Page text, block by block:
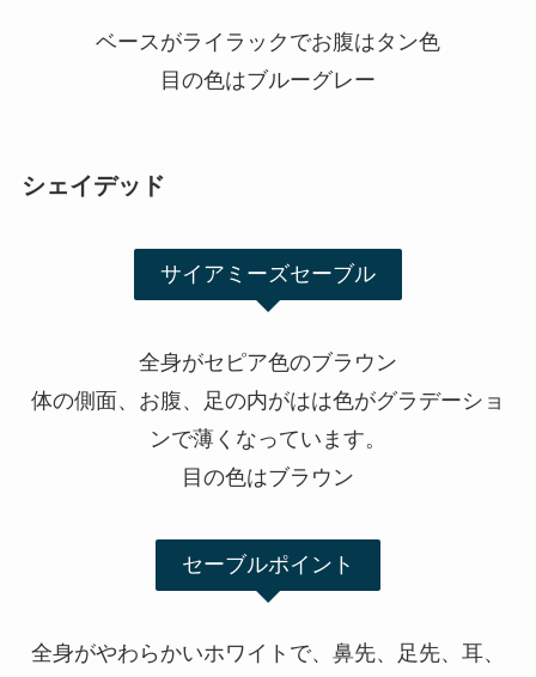
ベースがライラックでお腹はタン色
目の色はブルーグレー
シェイデッド
サイアミーズセーブル
全身がセピア色のブラウン
体の側面、お腹、足の内がはは色がグラデーショ
ンで薄くなっています。
目の色はブラウン
セーブルポイント
全身がやわらかいホワイトで、鼻先、足先、耳、